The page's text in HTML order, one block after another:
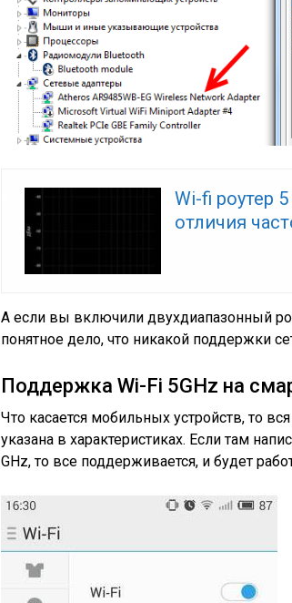
Wi-fi роутер
отличия
А если вы включили двухдиапазонный
понятное дело, что никакой поддержки
Поддержка Wi-Fi 5GHz на
Что касается мобильных устройств, то
указана в характеристиках. Если там
GHz, то все поддерживается, и будет